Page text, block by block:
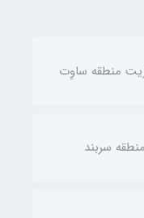
منطقه ساوِت
سربند